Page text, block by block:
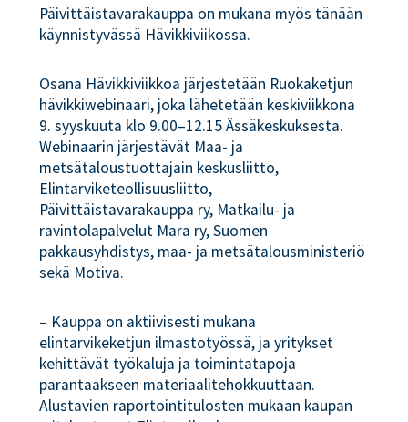
Päivittäistavarakauppa on mukana myös tänään
käynnistyvässä Hävikkiviikossa.
Osana Hävikkiviikkoa järjestetään Ruokaketjun
hävikkiwebinaari, joka lähetetään keskiviikkona
9. syyskuuta klo 9.00–12.15 Ässäkeskuksesta.
Webinaarin järjestävät Maa- ja
metsätaloustuottajain keskusliitto,
Elintarviketeollisuusliitto,
Päivittäistavarakauppa ry, Matkailu- ja
ravintolapalvelut Mara ry, Suomen
pakkausyhdistys, maa- ja metsätalousministeriö
sekä Motiva.
– Kauppa on aktiivisesti mukana
elintarvikeketjun ilmastotyössä, ja yritykset
kehittävät työkaluja ja toimintatapoja
parantaakseen materiaalitehokkuuttaan.
Alustavien raportointitulosten mukaan kaupan